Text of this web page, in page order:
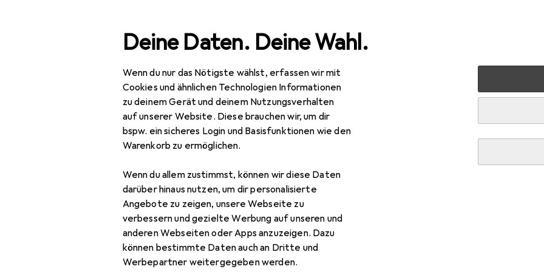
Deine Daten. Deine Wahl.
Wenn du nur das Nötigste wählst, erfassen wir mit
Cookies und ähnlichen Technologien Informationen
zu deinem Gerät und deinem Nutzungsverhalten
auf unserer Website. Diese brauchen wir, um dir
bspw. ein sicheres Login und Basisfunktionen wie den
Warenkorb zu ermöglichen.
Wenn du allem zustimmst, können wir diese Daten
darüber hinaus nutzen, um dir personalisierte
Angebote zu zeigen, unsere Webseite zu
verbessern und gezielte Werbung auf unseren und
anderen Webseiten oder Apps anzuzeigen. Dazu
können bestimmte Daten auch an Dritte und
Werbepartner weitergegeben werden.
Navigation nach Kategorien Gesamtsortiment IT + Multimedia Foto + Video